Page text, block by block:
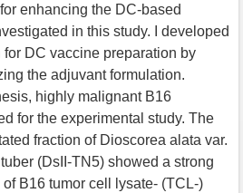
enhancing the DC-based
in this study. I developed
DC vaccine preparation by
the adjuvant formulation.
highly malignant B16
for the experimental study. The
fraction of Dioscorea alata var.
(DsII-TN5) showed a strong
B16 tumor cell lysate- (TCL-)